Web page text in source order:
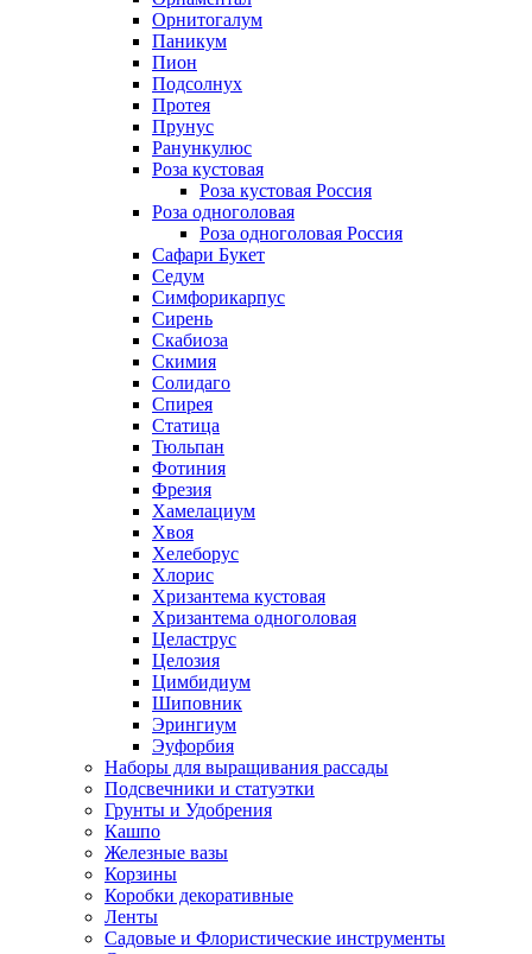
Орнитогалум
Паникум
Пион
Подсолнух
Протея
Прунус
Ранункулюс
Роза кустовая
Роза кустовая Россия
Роза одноголовая
Роза одноголовая Россия
Сафари Букет
Седум
Симфорикарпус
Сирень
Скабиоза
Скимия
Солидаго
Спирея
Статица
Тюльпан
Фотиния
Фрезия
Хамелациум
Хвоя
Хелеборус
Хлорис
Хризантема кустовая
Хризантема одноголовая
Целаструс
Целозия
Цимбидиум
Шиповник
Эрингиум
Эуфорбия
Наборы для выращивания рассады
Подсвечники и статуэтки
Грунты и Удобрения
Кашпо
Железные вазы
Корзины
Коробки декоративные
Ленты
Садовые и Флористические инструменты